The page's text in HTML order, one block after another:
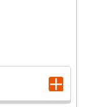
）
って
で転倒しケ